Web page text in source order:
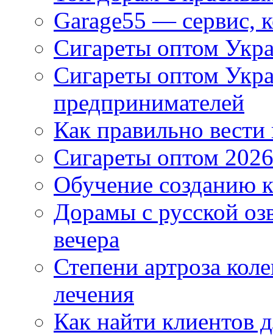
Garage55 — сервис,
Сигареты оптом
Сигареты оптом
предпринимателей
Как правильно
Сигареты оптом
Обучение созданию
Дорамы с русской
вечера
Степени артроза
лечения
Как найти клиентов